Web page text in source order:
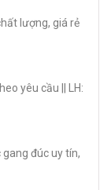
lượng, giá rẻ
yêu cầu || LH:
đúc uy tín,